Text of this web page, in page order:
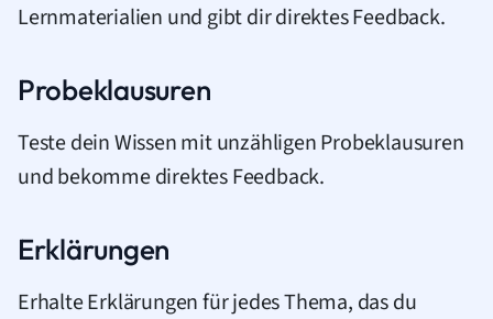
Lernmaterialien und gibt dir direktes Feedback.
Probeklausuren
Teste dein Wissen mit unzähligen Probeklausuren
und bekomme direktes Feedback.
Erklärungen
Erhalte Erklärungen für jedes Thema, das du